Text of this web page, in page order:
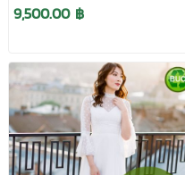
9,500.00 ฿